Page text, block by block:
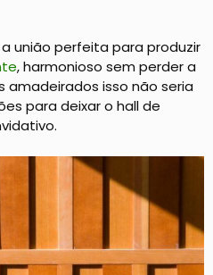
união perfeita para produzir
, harmonioso sem perder a
amadeirados isso não seria
para deixar o hall de